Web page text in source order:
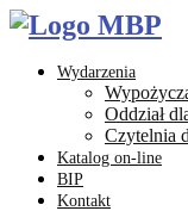
Wydarzenia
Oddział
Czytelnia
Katalog on-line
BIP
Kontakt